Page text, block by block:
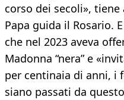
corso dei secoli», tiene
Papa guida il Rosario.
che nel 2023 aveva
Madonna “nera” e
per centinaia di anni, i
siano passati da